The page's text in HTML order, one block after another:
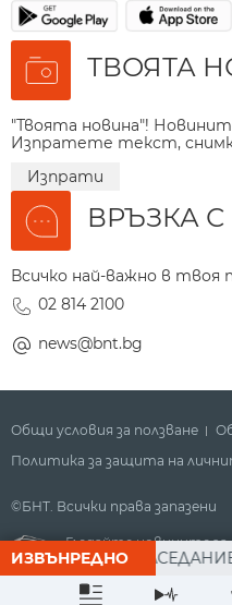
ТВОЯТА
"Твоята новина"!
Изпратете текст,
Изпрати
ВРЪЗКА
Всичко най-важно в твоя
02 814 2100
news@bnt.bg
ИЗВЪНРЕДНО
СЛЕД ЗАСЕДАНИЕ НА
Общи условия за ползване
Политика за защита на
©БНТ. Всички права запазени
Гледайте новините